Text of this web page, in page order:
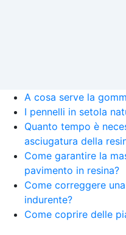
A cosa serve la
I pennelli in setola
Quanto tempo è
asciugatura della
Come garantire la
pavimento in resina?
Come correggere
indurente?
Come coprire delle